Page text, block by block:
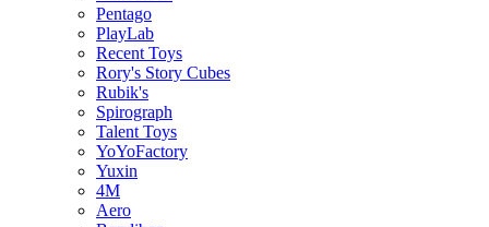
Pentago
PlayLab
Recent Toys
Rory's Story Cubes
Rubik's
Spirograph
Talent Toys
YoYoFactory
Yuxin
4M
Aero